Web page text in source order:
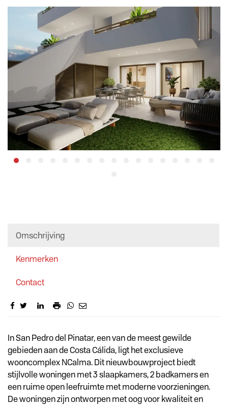
Omschrijving
Kenmerken
Contact
Omschrijving
In San Pedro del Pinatar, een van de meest gewilde
gebieden aan de Costa Cálida, ligt het exclusieve
wooncomplex NCalma. Dit nieuwbouwproject biedt
stijlvolle woningen met 3 slaapkamers, 2 badkamers en
een ruime open leefruimte met moderne voorzieningen.
De woningen zijn ontworpen met oog voor kwaliteit en